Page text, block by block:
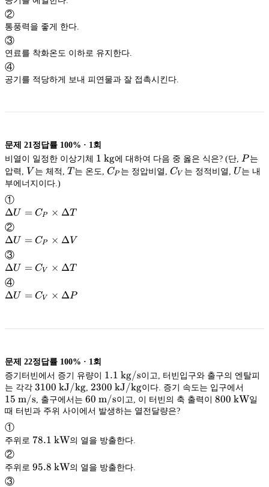
②
통풍력을 좋게 한다.
③
연료를 착화온도 이하로 유지한다.
④
공기를 적당하게 보내 피연물과 잘 접촉시킨다.
문제 21 정답률 100% · 1 회
비열이 일정한 이상기체 1\
\mathrm{kg}
kg
1 kg에 대하여 다음 중 옳은 식은? (단, P
P 는
압력, V
V 는 체적, T
T 는 온도,C_P
CP 는 정압비열,C_V
CV 는 정적비열, U
U 는 내
①
\Delta
U =
C_P
\times
\Delta
T
ΔU = CP × ΔT
②
\Delta
U =
C_P
\times
\Delta
V
ΔU = CP × ΔV
③
\Delta
U =
C_V
T
ΔU = CV × ΔT
④
\Delta
\times
P
ΔU = CV × ΔP
문제 22정답률 100% · 1 회
증기터빈에서 증기 유량이 1.1\
\mathrm{kg/s}
kg/s
1.1 kg/s이고, 터빈입구와 출구의 엔탈피
는 각각 3100\
\mathrm{kJ/kg}
kJ/kg
3100 kJ/kg ,2300\
\mathrm{kJ/kg}
kJ/kg
2300 kJ/kg이다. 증기 속도는 입구에서
m/s
15 m/s , 출구에서는 60\
\mathrm{m/s}
m/s
60 m/s이고, 이 터빈의 축 출력이 800\
800 kW일
①
주위로 78.1\
78.1 kW의 열을 방출한다.
②
주위로 95.8\
95.8 kW의 열을 방출한다.
③